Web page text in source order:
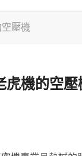
壓機
虎機的空壓